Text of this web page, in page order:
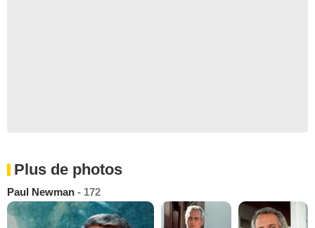
Plus de photos
Paul Newman - 172